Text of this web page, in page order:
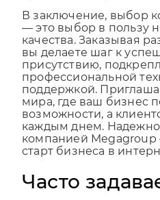
В заключение, выбор
— это выбор в пользу
качества. Заказывая
вы делаете шаг к
присутствию,
профессиональной
поддержкой.
мира, где ваш бизнес
возможности, а
каждым днем.
компанией Megagroup
Часто